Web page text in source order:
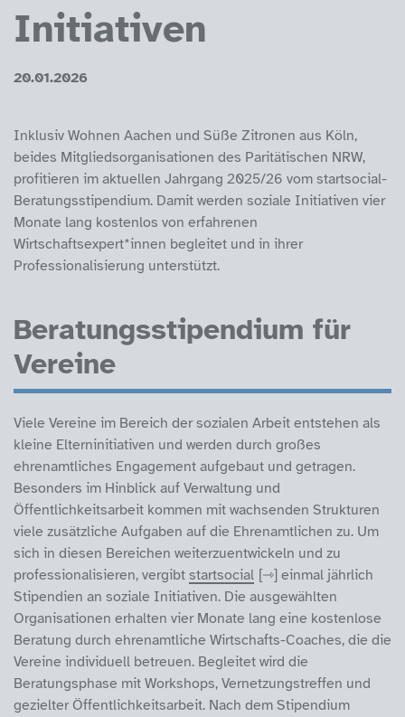
Initiativen
20.01.2026
Inklusiv Wohnen Aachen und Süße Zitronen aus Köln,
beides Mitgliedsorganisationen des Paritätischen NRW,
profitieren im aktuellen Jahrgang 2025/26 vom startsocial-
Beratungsstipendium. Damit werden soziale Initiativen vier
Monate lang kostenlos von erfahrenen
Wirtschaftsexpert*innen begleitet und in ihrer
Professionalisierung unterstützt.
Beratungsstipendium für
Vereine
Viele Vereine im Bereich der sozialen Arbeit entstehen als
kleine Elterninitiativen und werden durch großes
ehrenamtliches Engagement aufgebaut und getragen.
Besonders im Hinblick auf Verwaltung und
Öffentlichkeitsarbeit kommen mit wachsenden Strukturen
viele zusätzliche Aufgaben auf die Ehrenamtlichen zu. Um
sich in diesen Bereichen weiterzuentwickeln und zu
professionalisieren, vergibt startsocial
einmal jährlich
Stipendien an soziale Initiativen. Die ausgewählten
Organisationen erhalten vier Monate lang eine kostenlose
Beratung durch ehrenamtliche Wirtschafts-Coaches, die die
Vereine individuell betreuen. Begleitet wird die
Beratungsphase mit Workshops, Vernetzungstreffen und
gezielter Öffentlichkeitsarbeit. Nach dem Stipendium